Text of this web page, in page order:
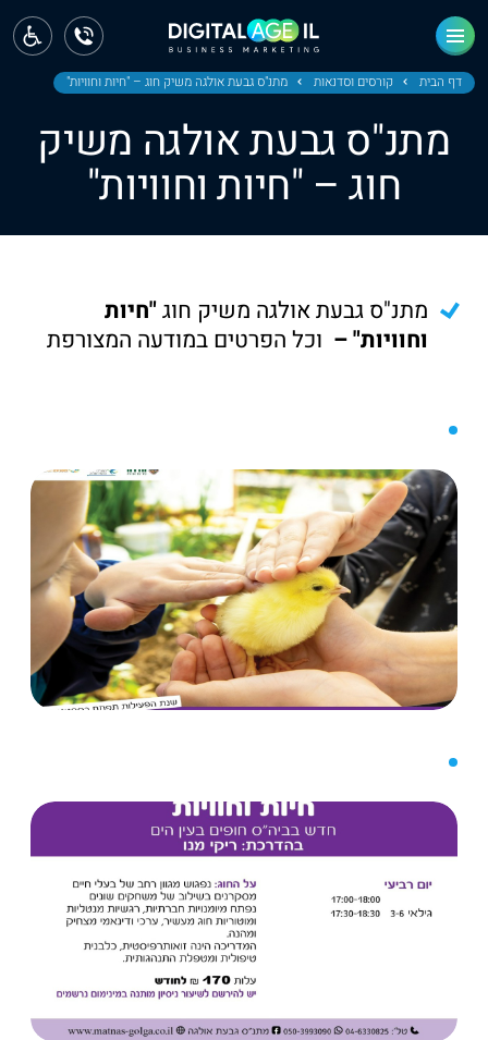
דף הבית קורסים וסדנאות מתנ"ס גבעת אולגה משיק חוג – "חיות וחוויות"
מתנ"ס גבעת אולגה משיק
חוג – "חיות וחוויות"
מתנ"ס גבעת אולגה משיק חוג"חיות
וחוויות" – וכל הפרטים במודעה המצורפת
ראשי
חדשות
מחוז צפון
מחוז חיפה
מחוז מרכז
ירושלים